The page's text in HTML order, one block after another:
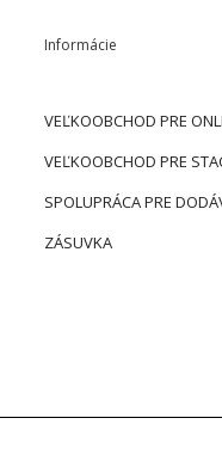
Informácie
VEĽKOOBCHOD PRE
VEĽKOOBCHOD PRE
SPOLUPRÁCA PRE
ZÁSUVKA